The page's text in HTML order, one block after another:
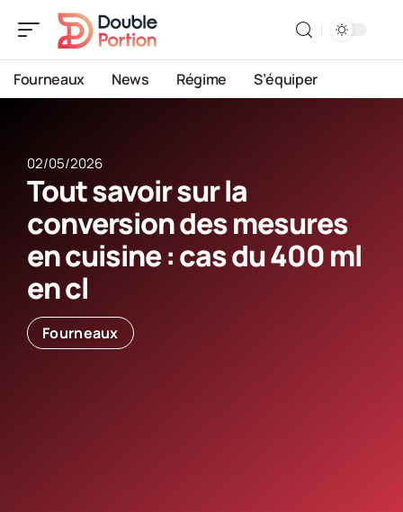
Fourneaux News Régime S’équiper
02/05/2026
Tout savoir sur la
conversion des mesures
en cuisine : cas du 400 ml
en cl
Fourneaux